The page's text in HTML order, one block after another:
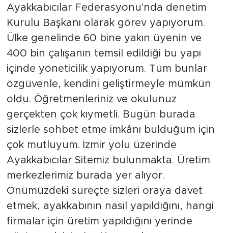
Ayakkabıcılar Federasyonu'nda denetim
Kurulu Başkanı olarak görev yapıyorum.
Ülke genelinde 60 bine yakın üyenin ve
400 bin çalışanın temsil edildiği bu yapı
içinde yöneticilik yapıyorum. Tüm bunlar
özgüvenle, kendini geliştirmeyle mümkün
oldu. Öğretmenleriniz ve okulunuz
gerçekten çok kıymetli. Bugün burada
sizlerle sohbet etme imkânı bulduğum için
çok mutluyum. İzmir yolu üzerinde
Ayakkabıcılar Sitemiz bulunmakta. Üretim
merkezlerimiz burada yer alıyor.
Önümüzdeki süreçte sizleri oraya davet
etmek, ayakkabının nasıl yapıldığını, hangi
firmalar için üretim yapıldığını yerinde